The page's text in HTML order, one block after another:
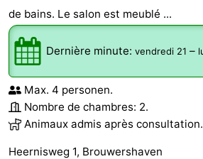
de bains. Le salon est meublé ...
Dernière minute: vendredi 21 –
Max. 4 personen.
Nombre de chambres: 2.
Animaux admis après consultation.
Heernisweg 1, Brouwershaven